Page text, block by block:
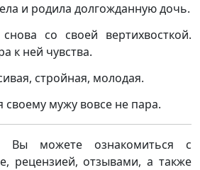
и родила долгожданную дочь.
со своей вертихвосткой.
к ней чувства.
стройная, молодая.
своему мужу вовсе не пара.
можете ознакомиться с
рецензией, отзывами, а также